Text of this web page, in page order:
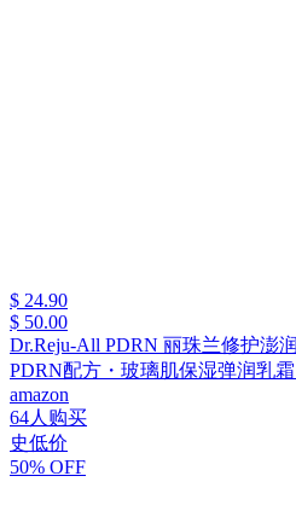
$ 24.90
$ 50.00
Dr.Reju-All PDRN 丽珠兰修护澎
PDRN配方・玻璃肌保湿弹润乳
amazon
64人购买
史低价
50% OFF